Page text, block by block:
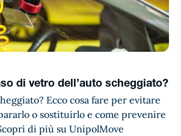
di vetro dell’auto scheggiato​?
Ecco cosa fare per evitare
o sostituirlo e come prevenire
di più su UnipolMove